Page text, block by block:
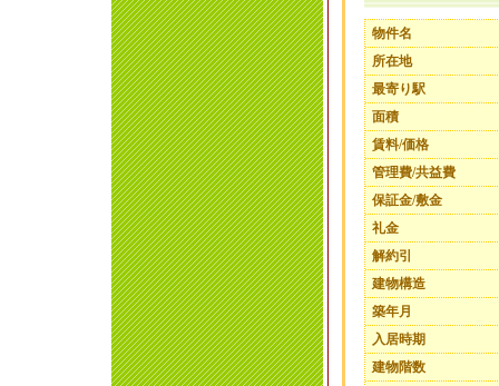
物件名
所在地
最寄り駅
面積
賃料/価格
管理費/共益費
保証金/敷金
礼金
解約引
建物構造
築年月
入居時期
建物階数